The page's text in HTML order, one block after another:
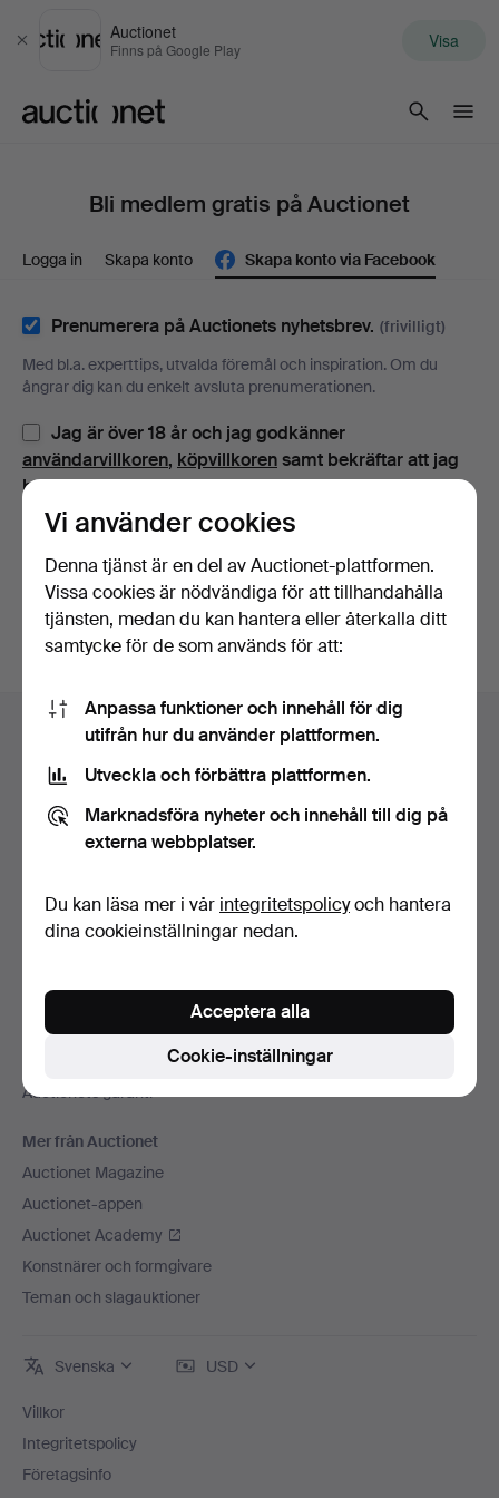
Stäng
Auctionet
Finns på Google Play Visa
Bli medlem gratis på Auctionet
Logga in Skapa konto Skapa konto via Facebook
Prenumerera på Auctionets nyhetsbrev. (frivilligt)
Med bl.a. experttips, utvalda föremål och inspiration. Om du
ångrar dig kan du enkelt avsluta prenumerationen.
Jag är över 18 år och jag godkänner
användarvillkoren, köpvillkorensamt bekräftar att jag
har tagit del avintegritetspolicyn.
Fortsätt med Facebook
För att kunna gå vidare måste du godkänna villkoren.
Sidfotsnavigation
Hjälp och kontakt
Kontakta support
Betalningsalternativ
Auctionet
Press
Lediga jobb
Anslut ditt auktionshus
Auctionets garanti
Mer från Auctionet
Auctionet Magazine
Auctionet-appen
Auctionet Academy
Konstnärer och formgivare
Teman och slagauktioner
Svenska USD
Villkor
Integritetspolicy
Företagsinfo
Vi använder cookies
Denna tjänst är en del av Auctionet-plattformen.
Vissa cookies är nödvändiga för att tillhandahålla
tjänsten, medan du kan hantera eller återkalla ditt
samtycke för de som används för att:
Anpassa funktioner och innehåll för dig
utifrån hur du använder plattformen.
Utveckla och förbättra plattformen.
Marknadsföra nyheter och innehåll till dig på
externa webbplatser.
Du kan läsa mer i vår integritetspolicyoch hantera
dina cookieinställningar nedan.
Cookie-inställningar
Acceptera alla